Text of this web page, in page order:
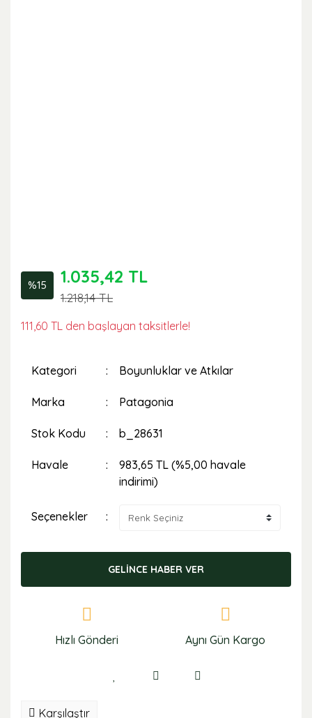
%15 1.035,42 TL
1.218,14 TL
111,60 TL den başlayan taksitlerle!
Kategori Boyunluklar ve Atkılar
Marka Patagonia
Stok Kodu b_28631
Havale
983,65 TL (%5,00 havale
indirimi)
Seçenekler
GELİNCE HABER VER
Hızlı Gönderi Aynı Gün Kargo
Karşılaştır